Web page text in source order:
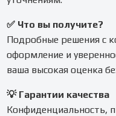
✅ Что вы получите?
Подробные решения с
оформление и
ваша высокая оценка
💡 Гарантии качества
Конфиденциальность,